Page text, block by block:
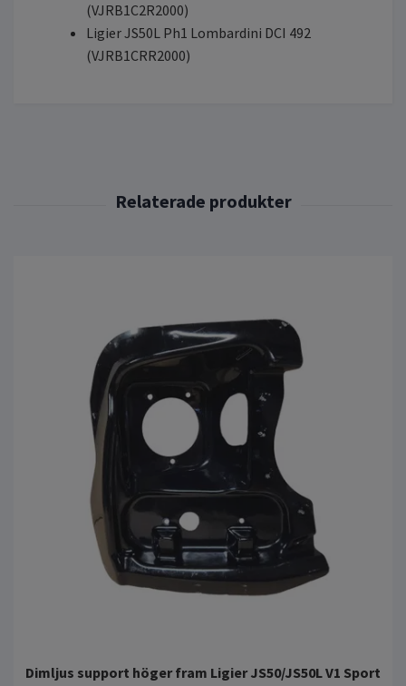
(VJRB1C2R2000)
Ligier JS50L Ph1 Lombardini DCI 492
(VJRB1CRR2000)
Dimljus support höger fram Ligier JS50/JS50L V1 Sport